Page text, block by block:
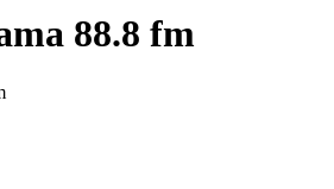
88.8 fm